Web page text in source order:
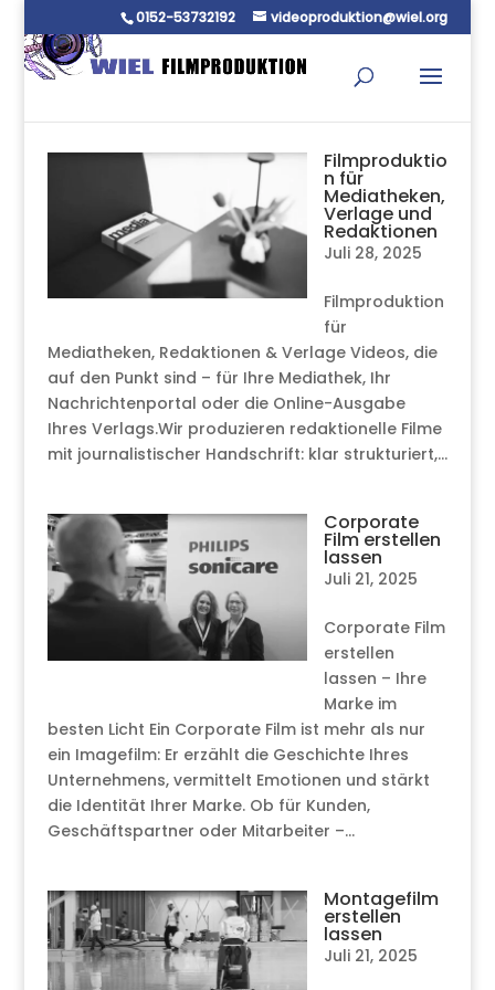
0152-53732192 videoproduktion@wiel.org
Filmproduktio
n für
Mediatheken,
Verlage und
Redaktionen
Juli 28, 2025
Filmproduktion
für
Mediatheken, Redaktionen & Verlage Videos, die
auf den Punkt sind – für Ihre Mediathek, Ihr
Nachrichtenportal oder die Online-Ausgabe
Ihres Verlags.Wir produzieren redaktionelle Filme
mit journalistischer Handschrift: klar strukturiert,...
Corporate
Film erstellen
lassen
Juli 21, 2025
Corporate Film
erstellen
lassen – Ihre
Marke im
besten Licht Ein Corporate Film ist mehr als nur
ein Imagefilm: Er erzählt die Geschichte Ihres
Unternehmens, vermittelt Emotionen und stärkt
die Identität Ihrer Marke. Ob für Kunden,
Geschäftspartner oder Mitarbeiter –...
Montagefilm
erstellen
lassen
Juli 21, 2025